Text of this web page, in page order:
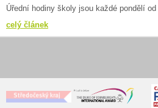
Úřední hodiny školy jsou každé pondělí od
celý článek